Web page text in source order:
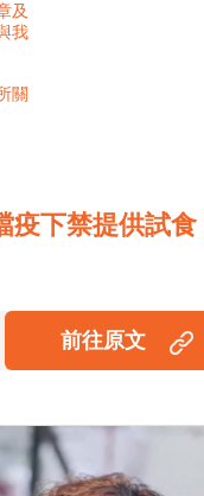
及
我
關
疫下禁提供試食
前往原文